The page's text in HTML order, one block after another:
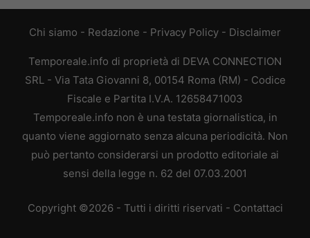
Chi siamo - Redazione - Privacy Policy - Disclaimer
Temporeale.info di proprietà di DEVA CONNECTION
SRL - Via Tata Giovanni 8, 00154 Roma (RM) - Codice
Fiscale e Partita I.V.A. 12658471003
Temporeale.info non è una testata giornalistica, in
quanto viene aggiornato senza alcuna periodicità. Non
può pertanto considerarsi un prodotto editoriale ai
sensi della legge n. 62 del 07.03.2001
Copyright ©2026 - Tutti i diritti riservati - Contattaci